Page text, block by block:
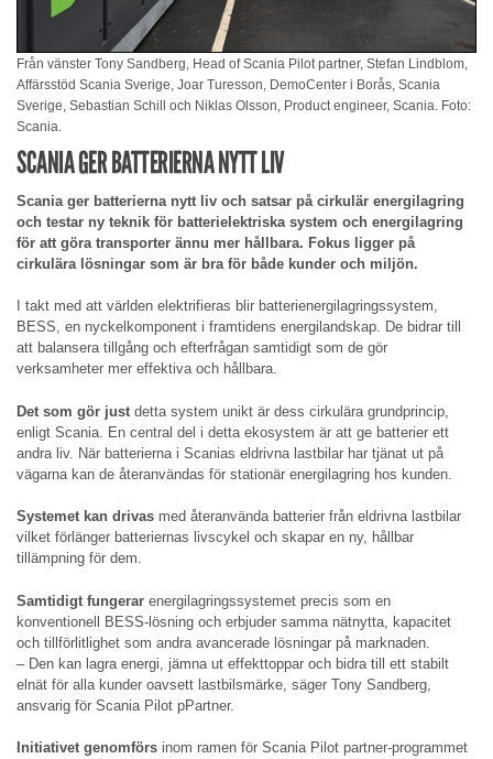
Från vänster Tony Sandberg, Head of Scania Pilot partner, Stefan Lindblom,
Affärsstöd Scania Sverige, Joar Turesson, DemoCenter i Borås, Scania
Sverige, Sebastian Schill och Niklas Olsson, Product engineer, Scania. Foto:
Scania.
SCANIA GER BATTERIERNA NYTT LIV
Scania ger batterierna nytt liv och satsar på cirkulär energilagring
och testar ny teknik för batterielektriska system och energilagring
för att göra transporter ännu mer hållbara. Fokus ligger på
cirkulära lösningar som är bra för både kunder och miljön.
I takt med att världen elektrifieras blir batterienergilagringssystem,
BESS, en nyckelkomponent i framtidens energilandskap. De bidrar till
att balansera tillgång och efterfrågan samtidigt som de gör
verksamheter mer effektiva och hållbara.
Det som gör just detta system unikt är dess cirkulära grundprincip,
enligt Scania. En central del i detta ekosystem är att ge batterier ett
andra liv. När batterierna i Scanias eldrivna lastbilar har tjänat ut på
vägarna kan de återanvändas för stationär energilagring hos kunden.
Systemet kan drivas med återanvända batterier från eldrivna lastbilar
vilket förlänger batteriernas livscykel och skapar en ny, hållbar
tillämpning för dem.
Samtidigt fungerar energilagringssystemet precis som en
konventionell BESS-lösning och erbjuder samma nätnytta, kapacitet
och tillförlitlighet som andra avancerade lösningar på marknaden.
– Den kan lagra energi, jämna ut effekttoppar och bidra till ett stabilt
elnät för alla kunder oavsett lastbilsmärke, säger Tony Sandberg,
ansvarig för Scania Pilot pPartner.
Initiativet genomförs inom ramen för Scania Pilot partner-programmet